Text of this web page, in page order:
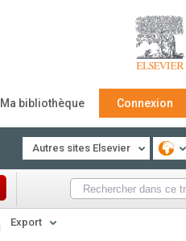
Ma bibliothèque Connexion
Autres sites Elsevier
Export